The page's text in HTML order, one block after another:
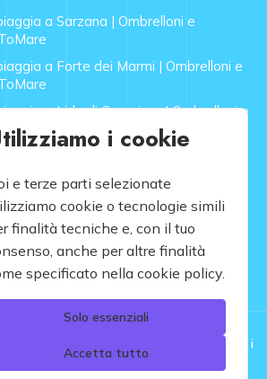
a Sarzana | Ombrelloni e
a Forte dei Marmi | Ombrelloni e
a Lido di Camaiore | Ombrelloni e
a Rapallo | Ombrelloni e
Spiagge
- Partita IVA 12948810960 .
Tutti i
diritti riservati.
i cookie
e terze parti selezionate
cookie o tecnologie simili
finalità tecniche e, con il tuo
anche per altre finalità
specificato nella cookie policy.
Solo essenziali
Accetta tutto